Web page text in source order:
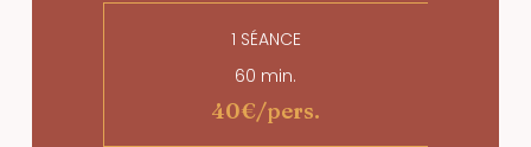
1 SÉANCE
60 min.
40€/pers.